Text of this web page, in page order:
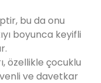
bu da onu
boyunca keyifli
özellikle çocuklu
ve davetkar